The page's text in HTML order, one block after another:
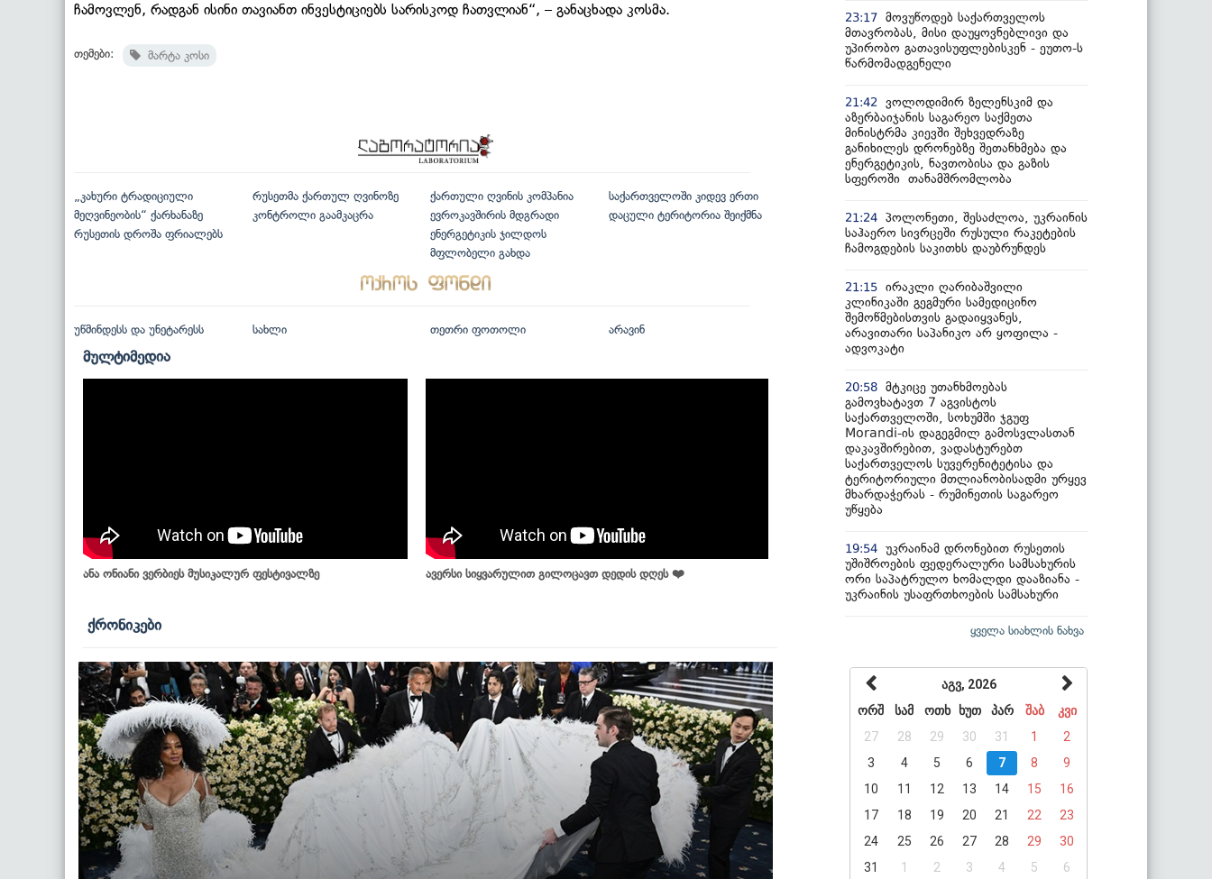
ჩამოვლენ, რადგან ისინი თავიანთ ინვესტიციებს სარისკოდ ჩათვლიან“, – განაცხადა კოსმა.
თემები: მარტა კოსი
„კახური ტრადიციული
მეღვინეობის“ ქარხანაზე
რუსეთის დროშა ფრიალებს
რუსეთმა ქართულ ღვინოზე
კონტროლი გაამკაცრა
ქართული ღვინის კომპანია
ევროკავშირის მდგრადი
ენერგეტიკის ჯილდოს
მფლობელი გახდა
საქართველოში კიდევ ერთი
დაცული ტერიტორია შეიქმნა
უწმინდესს და უნეტარესს სახლი თეთრი ფოთოლი არავინ
მულტიმედია
ანა ონიანი ვერბიეს მუსიკალურ ფესტივალზე ავერსი სიყვარულით გილოცავთ დედის დღეს ❤️
ქრონიკები
23:17 მოვუწოდებ საქართველოს
მთავრობას, მისი დაუყოვნებლივი და
უპირობო გათავისუფლებისკენ - ეუთო-ს
წარმომადგენელი
21:42
ვოლოდიმირ ზელენსკიმ და
აზერბაიჯანის საგარეო საქმეთა
მინისტრმა კიევში შეხვედრაზე
განიხილეს დრონებზე შეთანხმება და
ენერგეტიკის, ნავთობისა და გაზის
სფეროში თანამშრომლობა
21:24 პოლონეთი, შესაძლოა, უკრაინის
საჰაერო სივრცეში რუსული რაკეტების
ჩამოგდების საკითხს დაუბრუნდეს
21:15 ირაკლი ღარიბაშვილი
კლინიკაში გეგმური სამედიცინო
შემოწმებისთვის გადაიყვანეს,
არავითარი საპანიკო არ ყოფილა -
ადვოკატი
20:58 მტკიცე უთანხმოებას
გამოვხატავთ 7 აგვისტოს
საქართველოში, სოხუმში ჯგუფ
Morandi-ის დაგეგმილ გამოსვლასთან
დაკავშირებით, ვადასტურებთ
საქართველოს სუვერენიტეტისა და
ტერიტორიული მთლიანობისადმი ურყევ
მხარდაჭერას - რუმინეთის საგარეო
უწყება
19:54 უკრაინამ დრონებით რუსეთის
უშიშროების ფედერალური სამსახურის
ორი საპატრულო ხომალდი დააზიანა -
უკრაინის უსაფრთხოების სამსახური
ყველა სიახლის ნახვა
აგვ, 2026
ორშ
სამ ოთხ ხუთ პარ შაბ
კვი
27
28 29 30 31 1
2
3
4 5 6 7 8
9
10
11 12 13 14 15
16
17
18 19 20 21 22
23
24
25 26 27 28 29
30
31
1 2 3 4 5 6